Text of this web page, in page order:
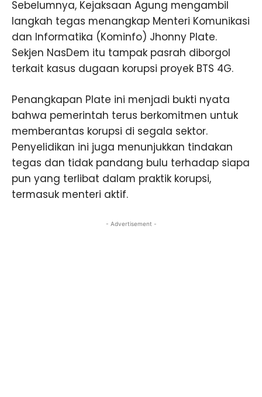
Sebelumnya, Kejaksaan Agung mengambil
langkah tegas menangkap Menteri Komunikasi
dan Informatika (Kominfo) Jhonny Plate.
Sekjen NasDem itu tampak pasrah diborgol
terkait kasus dugaan korupsi proyek BTS 4G.
Penangkapan Plate ini menjadi bukti nyata
bahwa pemerintah terus berkomitmen untuk
memberantas korupsi di segala sektor.
Penyelidikan ini juga menunjukkan tindakan
tegas dan tidak pandang bulu terhadap siapa
pun yang terlibat dalam praktik korupsi,
termasuk menteri aktif.
- Advertisement -